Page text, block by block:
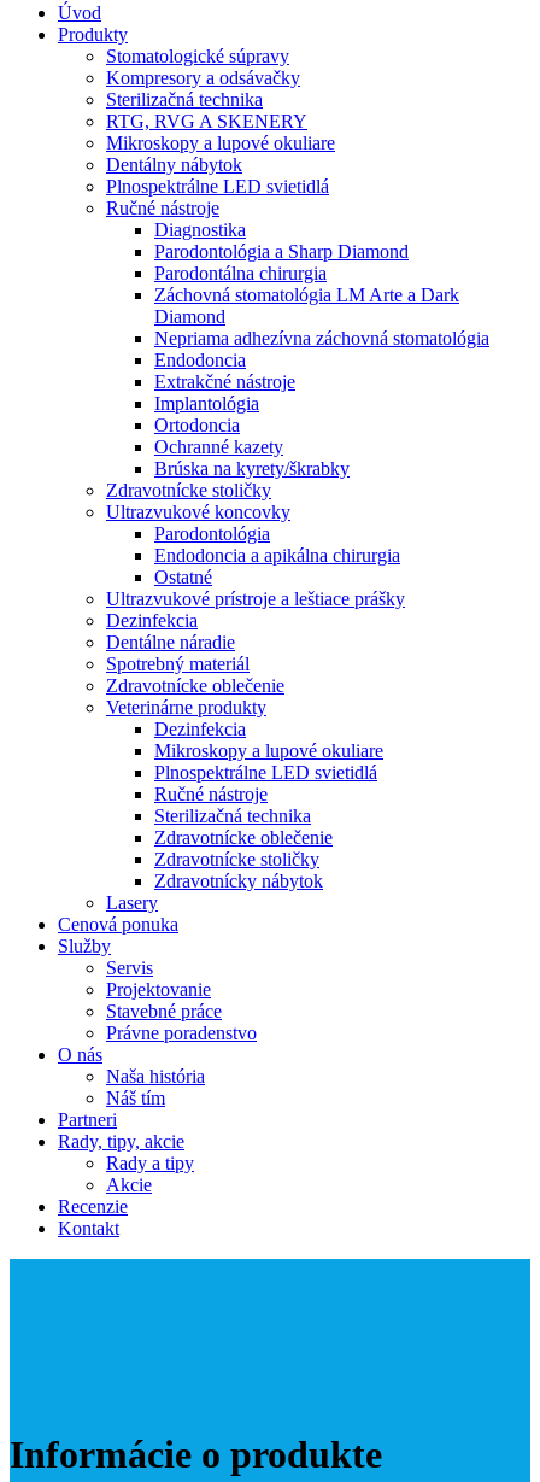
Úvod
Produkty
Stomatologické súpravy
Kompresory a odsávačky
Sterilizačná technika
RTG, RVG A SKENERY
Mikroskopy a lupové okuliare
Dentálny nábytok
Plnospektrálne LED svietidlá
Ručné nástroje
Diagnostika
Parodontológia a Sharp Diamond
Parodontálna chirurgia
Záchovná stomatológia LM Arte a Dark
Diamond
Nepriama adhezívna záchovná stomatológia
Endodoncia
Extrakčné nástroje
Implantológia
Ortodoncia
Ochranné kazety
Brúska na kyrety/škrabky
Zdravotnícke stoličky
Ultrazvukové koncovky
Parodontológia
Endodoncia a apikálna chirurgia
Ostatné
Ultrazvukové prístroje a leštiace prášky
Dezinfekcia
Dentálne náradie
Spotrebný materiál
Zdravotnícke oblečenie
Veterinárne produkty
Dezinfekcia
Mikroskopy a lupové okuliare
Plnospektrálne LED svietidlá
Ručné nástroje
Sterilizačná technika
Zdravotnícke oblečenie
Zdravotnícke stoličky
Zdravotnícky nábytok
Lasery
Cenová ponuka
Služby
Servis
Projektovanie
Stavebné práce
Právne poradenstvo
O nás
Naša história
Náš tím
Partneri
Rady, tipy, akcie
Rady a tipy
Akcie
Recenzie
Kontakt
Informácie o produkte